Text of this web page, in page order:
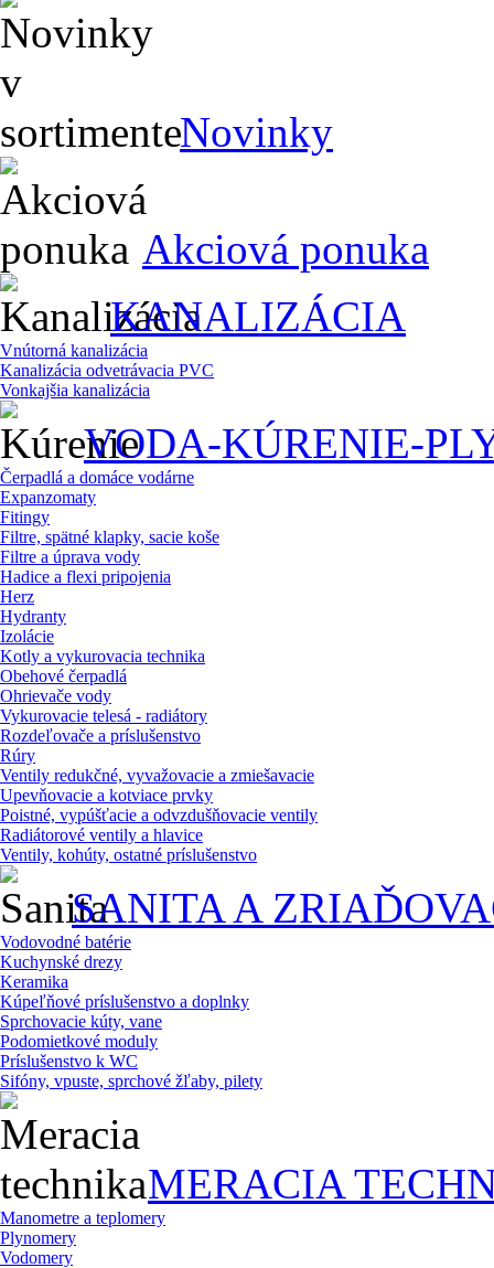
Novinky
Akciová ponuka
KANALIZÁCIA
Vnútorná kanalizácia
Kanalizácia odvetrávacia PVC
Vonkajšia kanalizácia
VODA-KÚRENIE-
Čerpadlá a domáce vodárne
Expanzomaty
Fitingy
Filtre, spätné klapky, sacie koše
Filtre a úprava vody
Hadice a flexi pripojenia
Herz
Hydranty
Izolácie
Kotly a vykurovacia technika
Obehové čerpadlá
Ohrievače vody
Vykurovacie telesá - radiátory
Rozdeľovače a príslušenstvo
Rúry
Ventily redukčné, vyvažovacie a zmiešavacie
Upevňovacie a kotviace prvky
Poistné, vypúšťacie a odvzdušňovacie ventily
Radiátorové ventily a hlavice
Ventily, kohúty, ostatné príslušenstvo
SANITA A
Vodovodné batérie
Kuchynské drezy
Keramika
Kúpeľňové príslušenstvo a doplnky
Sprchovacie kúty, vane
Podomietkové moduly
Príslušenstvo k WC
Sifóny, vpuste, sprchové žľaby, pilety
MERACIA
Manometre a teplomery
Plynomery
Vodomery